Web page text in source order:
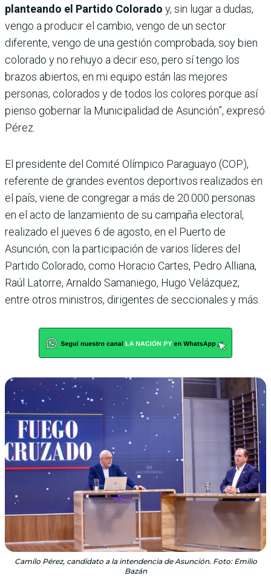
planteando el Partido Colorado y, sin lugar a dudas,
vengo a producir el cambio, vengo de un sector
diferente, vengo de una gestión comprobada, soy bien
colorado y no rehuyo a decir eso, pero sí tengo los
brazos abiertos, en mi equipo están las mejores
personas, colorados y de todos los colores porque así
pienso gobernar la Municipalidad de Asunción”, expresó
Pérez.
El presidente del Comité Olímpico Paraguayo (COP),
referente de grandes eventos deportivos realizados en
el país, viene de congregar a más de 20.000 personas
en el acto de lanzamiento de su campaña electoral,
realizado el jueves 6 de agosto, en el Puerto de
Asunción, con la participación de varios líderes del
Partido Colorado, como Horacio Cartes, Pedro Alliana,
Raúl Latorre, Arnaldo Samaniego, Hugo Velázquez,
entre otros ministros, dirigentes de seccionales y más.
Camilo Pérez, candidato a la intendencia de Asunción. Foto: Emilio
Bazán